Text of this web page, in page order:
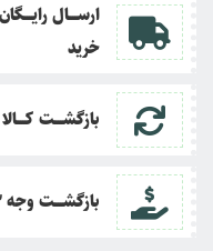
خرید
بازگشــــت
بازگشــــت وجه 3 درصدی از خرید به اعتبار شما